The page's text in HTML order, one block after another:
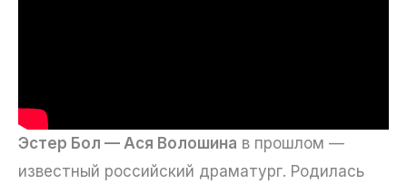
Эстер Бол — Ася Волошина в прошлом —
известный российский драматург. Родилась